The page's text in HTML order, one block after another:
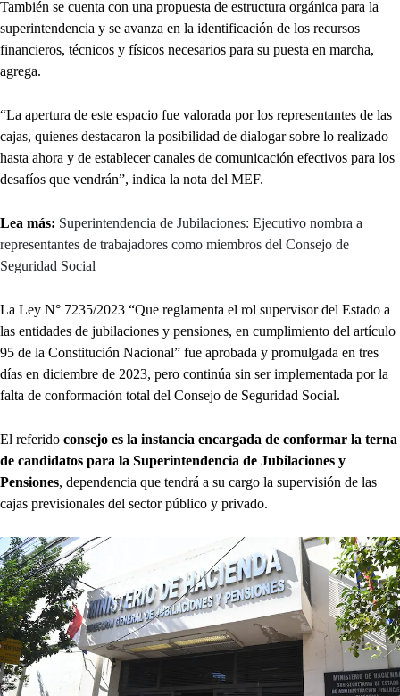
También se cuenta con una propuesta de estructura orgánica para la
superintendencia y se avanza en la identificación de los recursos
financieros, técnicos y físicos necesarios para su puesta en marcha,
agrega.
“La apertura de este espacio fue valorada por los representantes de las
cajas, quienes destacaron la posibilidad de dialogar sobre lo realizado
hasta ahora y de establecer canales de comunicación efectivos para los
desafíos que vendrán”, indica la nota del MEF.
Lea más: Superintendencia de Jubilaciones: Ejecutivo nombra a
representantes de trabajadores como miembros del Consejo de
Seguridad Social
La Ley N° 7235/2023 “Que reglamenta el rol supervisor del Estado a
las entidades de jubilaciones y pensiones, en cumplimiento del artículo
95 de la Constitución Nacional” fue aprobada y promulgada en tres
días en diciembre de 2023, pero continúa sin ser implementada por la
falta de conformación total del Consejo de Seguridad Social.
El referido consejo es la instancia encargada de conformar la terna
de candidatos para la Superintendencia de Jubilaciones y
Pensiones, dependencia que tendrá a su cargo la supervisión de las
cajas previsionales del sector público y privado.